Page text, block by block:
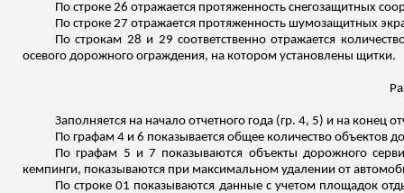
По строке 26 отражается протяженность снегозащитных
По строке 27 отражается протяженность шумозащитных
По строкам 28 и 29 соответственно отражается
осевого дорожного ограждения, на котором установлены щитки.
Заполняется на начало отчетного года (гр. 4, 5) и на конец
По графам 4 и 6 показывается общее количество объектов
По графам 5 и 7 показываются объекты дорожного
кемпинги, показываются при максимальном удалении от
По строке 01 показываются данные с учетом площадок